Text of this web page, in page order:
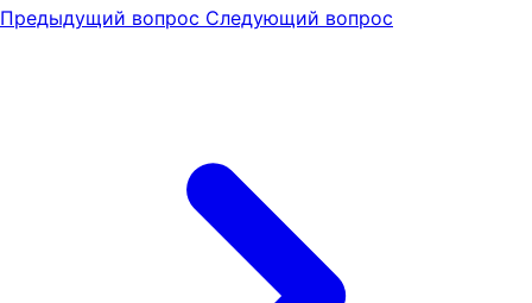
Предыдущий вопрос Следующий вопрос